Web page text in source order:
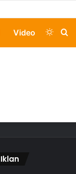
Video Switch
Iklan